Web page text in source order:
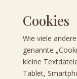
Cookies
Wie viele
genannte
kleine
Tablet,